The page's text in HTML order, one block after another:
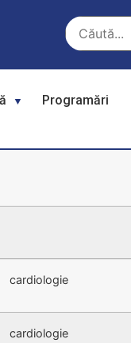
Programări
cardiologie
cardiologie